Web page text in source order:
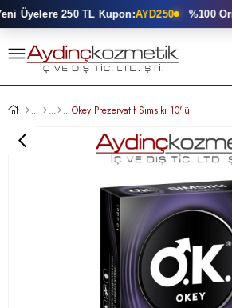
Üyelere 250 TL Kupon:AYD250 %100
Okey Prezervatıf Sımsıkı 10'lü